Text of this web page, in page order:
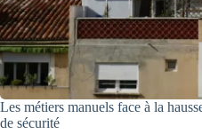
Les métiers manuels face à la
de sécurité